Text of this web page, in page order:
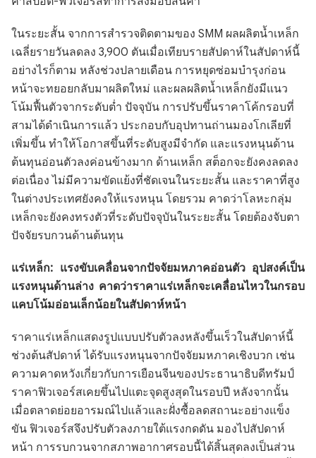
ในระยะสั้น จากการสำรวจติดตามของ SMM ผลผลิตน้ำเหล็ก
เฉลี่ยรายวันลดลง 3,900 ตันเมื่อเทียบรายสัปดาห์ในสัปดาห์นี้
อย่างไรก็ตาม หลังช่วงปลายเดือน การหยุดซ่อมบำรุงก่อน
หน้าจะทยอยกลับมาผลิตใหม่ และผลผลิตน้ำเหล็กยังมีแนว
โน้มฟื้นตัวจากระดับต่ำ ปัจจุบัน การปรับขึ้นราคาโค้กรอบที่
สามได้ดำเนินการแล้ว ประกอบกับอุปทานถ่านมองโกเลียที่
เพิ่มขึ้น ทำให้โอกาสขึ้นที่ระดับสูงมีจำกัด และแรงหนุนด้าน
ต้นทุนอ่อนตัวลงค่อนข้างมาก ด้านเหล็ก สต็อกจะยังคงลดลง
ต่อเนื่อง ไม่มีความขัดแย้งที่ชัดเจนในระยะสั้น และราคาที่สูง
ในต่างประเทศยังคงให้แรงหนุน โดยรวม คาดว่าโลหะกลุ่ม
เหล็กจะยังคงทรงตัวที่ระดับปัจจุบันในระยะสั้น โดยต้องจับตา
ปัจจัยรบกวนด้านต้นทุน
แร่เหล็ก: แรงขับเคลื่อนจากปัจจัยมหภาคอ่อนตัว อุปสงค์เป็น
แรงหนุนด้านล่าง คาดว่าราคาแร่เหล็กจะเคลื่อนไหวในกรอบ
แคบโน้มอ่อนเล็กน้อยในสัปดาห์หน้า
ราคาแร่เหล็กแสดงรูปแบบปรับตัวลงหลังขึ้นเร็วในสัปดาห์นี้
ช่วงต้นสัปดาห์ ได้รับแรงหนุนจากปัจจัยมหภาคเชิงบวก เช่น
ความคาดหวังเกี่ยวกับการเยือนจีนของประธานาธิบดีทรัมป์
ราคาฟิวเจอร์สเคยขึ้นไปแตะจุดสูงสุดในรอบปี หลังจากนั้น
เมื่อตลาดย่อยอารมณ์ไปแล้วและฝั่งซื้อลดสถานะอย่างแข็ง
ขัน ฟิวเจอร์สจึงปรับตัวลงภายใต้แรงกดดัน มองไปสัปดาห์
หน้า การรบกวนจากสภาพอากาศรอบนี้ได้สิ้นสุดลงเป็นส่วน